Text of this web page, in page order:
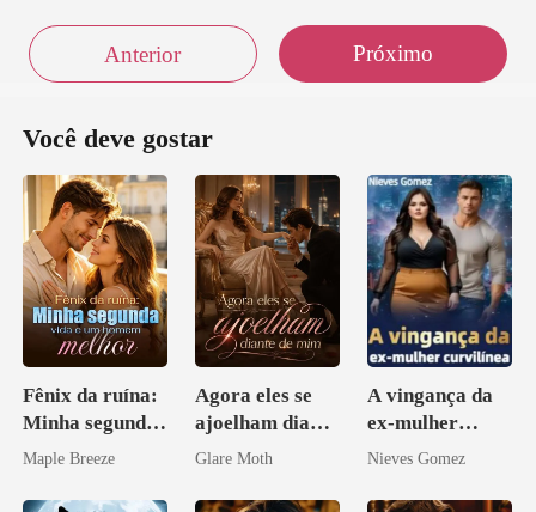
pude, sin
Anterior Próximo
Você deve gostar
Fênix da ruína:
Minha segunda
vida e um
Maple Breeze
Agora eles se
ajoelham diante
de mim
Glare Moth
A vingança da
ex-mulher
curvilínea
Nieves Gomez